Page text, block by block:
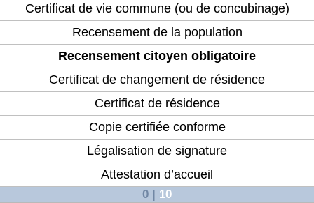
Certificat de vie commune (ou de concubinage)
Recensement de la population
Recensement citoyen obligatoire
Certificat de changement de résidence
Certificat de résidence
Copie certifiée conforme
Légalisation de signature
Attestation d’accueil
0 | 10